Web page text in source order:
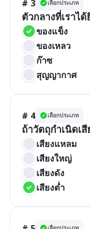
# 3 เลือกประเภท
ตัวกลางที่เราไ
ของแข็ง
ของเหลว
ก๊าซ
สุญญากาศ
# 4 เลือกประเภท
ถ้าวัตถุกำเนิดเ
เสียงแหลม
เสียงใหญ่
เสียงดัง
เสียงต่ำ